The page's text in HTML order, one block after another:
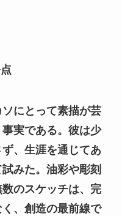
にとって素描が芸
実である。彼は少
、生涯を通じてあ
みた。油彩や彫刻
のスケッチは、完
、創造の最前線で